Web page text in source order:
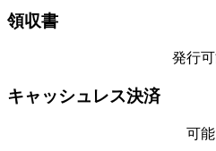
領収書
発行
キャッシュレス決済
可能